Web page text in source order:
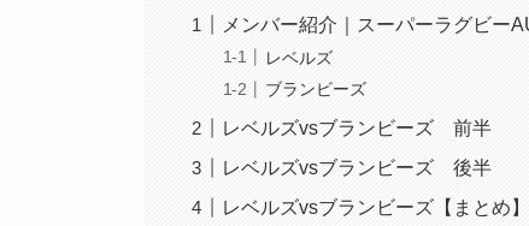
メンバー紹介｜スーパーラグビ
レベルズ
ブランビーズ
レベルズvsブランビーズ 前半
レベルズvsブランビーズ 後半
レベルズvsブランビーズ【まとめ】